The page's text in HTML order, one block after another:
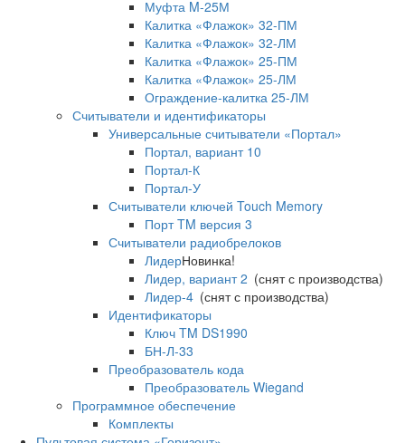
Муфта M-25М
Калитка «Флажок» 32-ПМ
Калитка «Флажок» 32-ЛМ
Калитка «Флажок» 25-ПМ
Калитка «Флажок» 25-ЛМ
Ограждение-калитка 25-ЛМ
Считыватели и идентификаторы
Универсальные считыватели «Портал»
Портал, вариант 10
Портал-К
Портал-У
Считыватели ключей Touch Memory
Порт TM версия 3
Считыватели радиобрелоков
ЛидерНовинка!
Лидер, вариант 2 (снят с производства)
Лидер-4 (снят с производства)
Идентификаторы
Ключ TM DS1990
БН-Л-33
Преобразователь кода
Преобразователь Wiegand
Программное обеспечение
Комплекты